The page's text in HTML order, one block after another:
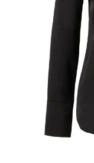
Ostatnie sztuki -
⏳ Topniejące